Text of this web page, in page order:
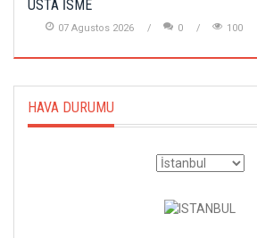
USTA İSME
07 Agustos 2026 0 100
HAVA DURUMU